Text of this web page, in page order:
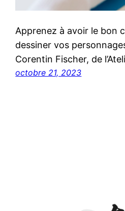
Apprenez à avoir le bon
dessiner vos
Corentin Fischer, de
octobre 21, 2023